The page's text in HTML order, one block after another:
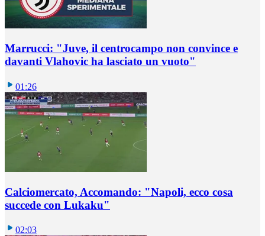
Marrucci: "Juve, il centrocampo non convince e
davanti Vlahovic ha lasciato un vuoto"
01:26
Calciomercato, Accomando: "Napoli, ecco cosa
succede con Lukaku"
02:03